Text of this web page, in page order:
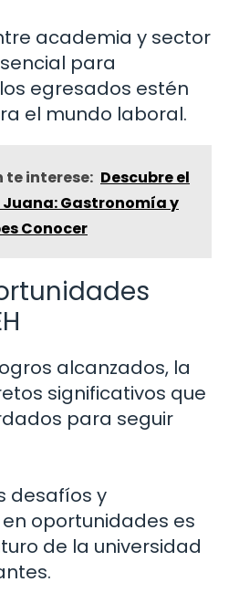
academia y sector
para
egresados estén
el mundo laboral.
te interese: Descubre el
Juana: Gastronomía y
Conocer
alcanzados, la
significativos que
para seguir
desafíos y
oportunidades es
de la universidad